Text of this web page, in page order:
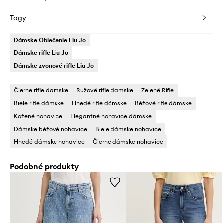
Tagy
Dámske Oblečenie Liu Jo
Dámske rifle Liu Jo
Dámske zvonové rifle Liu Jo
Čierne rifle damske Ružové rifle damske
Zelené Rifle
Biele rifle dámske
Hnedé rifle dámske
Béžové rifle dámske
Kožené nohavice
Elegantné nohavice dámske
Dámske béžové nohavice
Biele dámske nohavice
Hnedé dámske nohavice
Čierne dámske nohavice
Podobné produkty